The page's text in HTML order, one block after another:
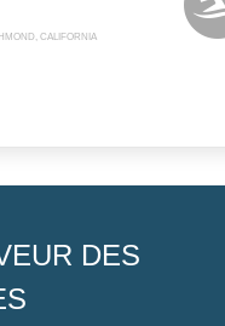
CALIFORNIA
DES